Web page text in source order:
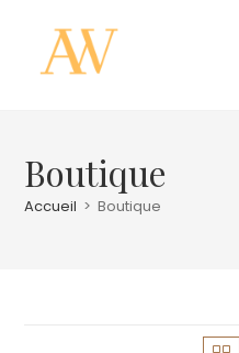
Boutique
Accueil > Boutique